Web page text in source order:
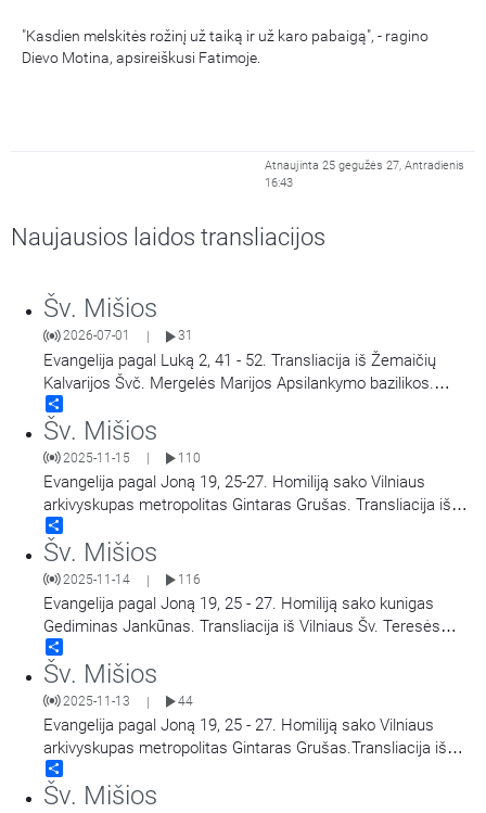
"Kasdien melskitės rožinį už taiką ir už karo pabaigą", - ragino
Dievo Motina, apsireiškusi Fatimoje.
Atnaujinta 25 gegužės 27, Antradienis
16:43
Naujausios laidos transliacijos
Šv. Mišios
2026-07-01 31
Evangelija pagal Luką 2, 41 - 52. Transliacija iš Žemaičių
Kalvarijos Švč. Mergelės Marijos Apsilankymo bazilikos.
Didieji Žemaičių Kalvarijos atllaidai. Šv. Mišias aukoja arkiv.
Šv. Mišios
2025-11-15 110
Evangelija pagal Joną 19, 25-27. Homiliją sako Vilniaus
arkivyskupas metropolitas Gintaras Grušas. Transliacija iš
Vilniaus Šv. Teresės bažnyčios. Aušros Vartų Švč. Mergelės
Marijos Gailestingumo Motinos atlaidai.
Šv. Mišios
2025-11-14 | 116
Evangelija pagal Joną 19, 25 - 27. Homiliją sako kunigas
Gediminas Jankūnas. Transliacija iš Vilniaus Šv. Teresės
bažnyčios. Aušros Vartų Švč. Mergelės Marijos
Gailestingumo Motinos atlaidai.
Šv. Mišios
2025-11-13 | 44
Evangelija pagal Joną 19, 25 - 27. Homiliją sako Vilniaus
arkivyskupas metropolitas Gintaras Grušas.Transliacija iš
Vilniaus Šv. Teresės bažnyčios. Aušros Vartų Švč. Mergelės
Marijos Gailestingumo Motinos atlaidai.
Šv. Mišios